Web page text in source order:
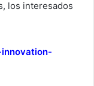
los interesados